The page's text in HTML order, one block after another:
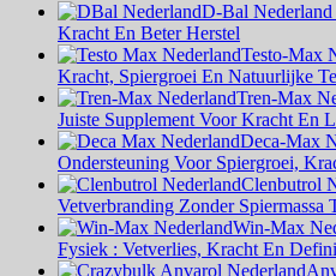
D-Bal Nederland
Kracht En Beter Herstel
Testo-Max
Kracht, Spiergroei En Natuurlijke
Tren-Max
Juiste Supplement Voor Kracht En
Deca-Max
Ondersteuning Voor Spiergroei,
Clenbutrol
Vetverbranding Zonder Spiermassa
Win-Max
Fysiek : Vetverlies, Kracht En